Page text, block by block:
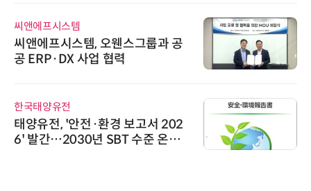
앤에프시스템
앤에프시스템, 오웬스그룹과 공
ERP·DX 사업 협력
국태양유전
양유전, '안전·환경 보고서 202
발간…2030년 SBT 수준 온실
AI
노
기